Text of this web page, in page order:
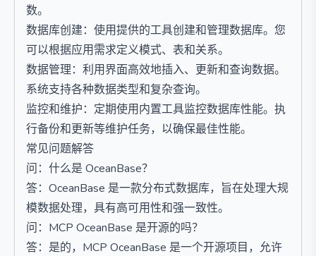
数。
数据库创建：使用提供的工具创建和管理数据库。您
可以根据应用需求定义模式、表和关系。
数据管理：利用界面高效地插入、更新和查询数据。
系统支持各种数据类型和复杂查询。
监控和维护：定期使用内置工具监控数据库性能。执
行备份和更新等维护任务，以确保最佳性能。
常见问题解答
问：什么是 OceanBase？
答：OceanBase 是一款分布式数据库，旨在处理大规
模数据处理，具有高可用性和强一致性。
问：MCP OceanBase 是开源的吗？
答：是的，MCP OceanBase 是一个开源项目，允许